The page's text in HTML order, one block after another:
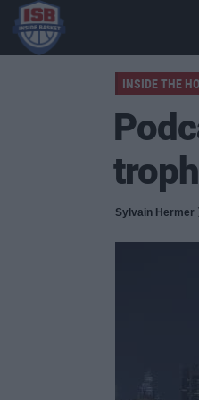
INSIDE THE
Sylvain Hermer